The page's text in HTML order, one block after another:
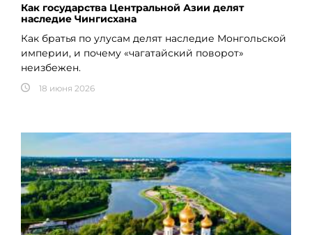
Как государства Центральной Азии делят
наследие Чингисхана
Как братья по улусам делят наследие Монгольской
империи, и почему «чагатайский поворот»
неизбежен.
18 июня 2026